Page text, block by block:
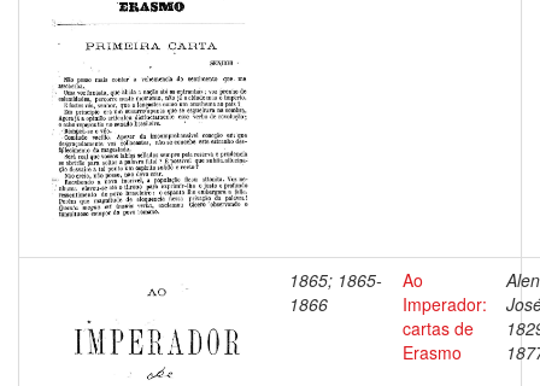
1865; 1865-
1866
Ao
Imperador:
cartas de
Erasmo